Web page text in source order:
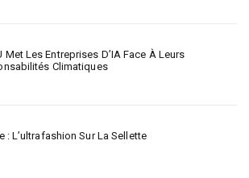
Met Les Entreprises D’IA Face À Leurs
Climatiques
: L’ultrafashion Sur La Sellette